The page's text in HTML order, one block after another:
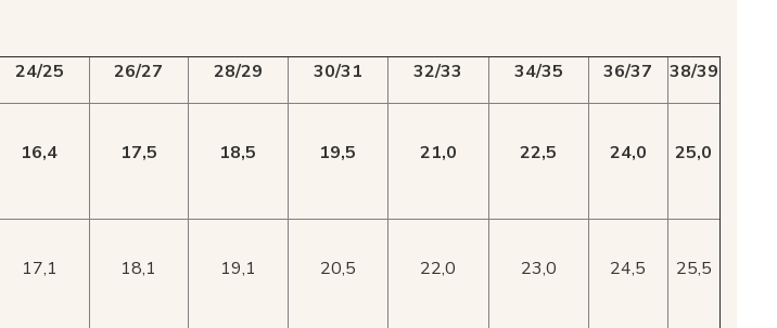
24/25 26/27 28/29 30/31 32/33 34/35 36/37
38/39
16,4 17,5 18,5 19,5 21,0 22,5 24,0 25,0
17,1 18,1 19,1 20,5 22,0 23,0 24,5 25,5